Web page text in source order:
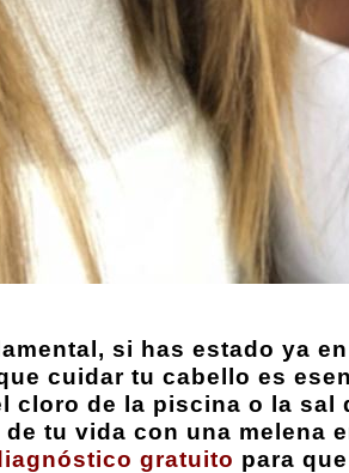
si has estado ya
cuidar tu cabello es
cloro de la piscina o la
tu vida con una melena
gratuito para